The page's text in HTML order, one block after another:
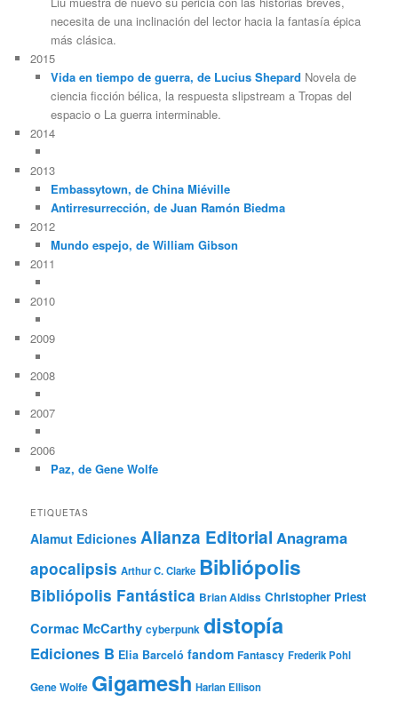
necesita de una inclinación del lector hacia la fantasía épica
más clásica.
2015
Vida en tiempo de guerra, de Lucius Shepard Novela de
ciencia ficción bélica, la respuesta slipstream a Tropas del
espacio o La guerra interminable.
2014
2013
Embassytown, de China Miéville
Antirresurrección, de Juan Ramón Biedma
2012
Mundo espejo, de William Gibson
2011
2010
2009
2008
2007
2006
Paz, de Gene Wolfe
ETIQUETAS
Alamut Ediciones Alianza Editorial Anagrama
apocalipsis Arthur C. Clarke Bibliópolis
Bibliópolis Fantástica Brian Aldiss Christopher Priest
Cormac McCarthy cyberpunk distopía
Ediciones B Elia Barceló fandom Fantascy Frederik Pohl
Gene Wolfe Gigamesh Harlan Ellison